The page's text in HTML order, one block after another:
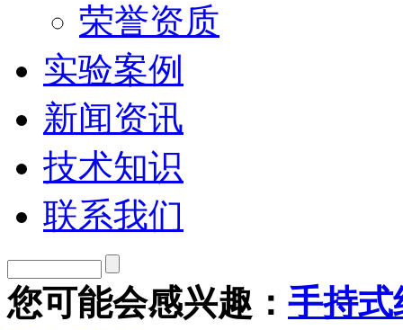
荣誉资质
实验案例
新闻资讯
技术知识
联系我们
您可能会感兴趣： 手持式